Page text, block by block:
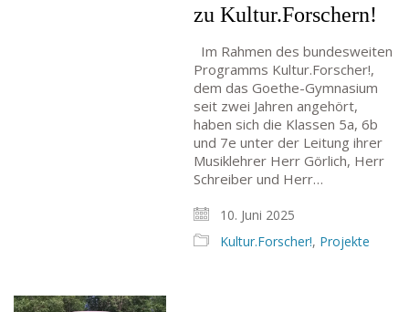
zu Kultur.Forschern!
Im Rahmen des bundesweiten
Programms Kultur.Forscher!,
dem das Goethe-Gymnasium
seit zwei Jahren angehört,
haben sich die Klassen 5a, 6b
und 7e unter der Leitung ihrer
Musiklehrer Herr Görlich, Herr
Schreiber und Herr…
10. Juni 2025
Kultur.Forscher!, Projekte